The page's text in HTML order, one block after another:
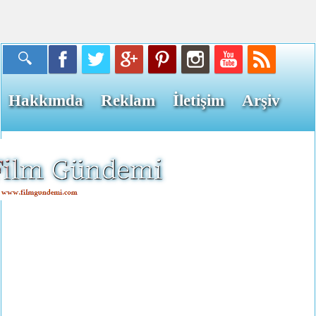
Hakkımda Reklam İletişim Arşiv